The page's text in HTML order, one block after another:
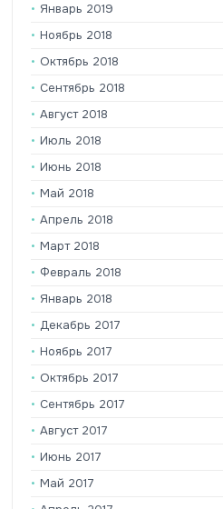
Январь 2019
Ноябрь 2018
Октябрь 2018
Сентябрь 2018
Август 2018
Июль 2018
Июнь 2018
Май 2018
Апрель 2018
Март 2018
Февраль 2018
Январь 2018
Декабрь 2017
Ноябрь 2017
Октябрь 2017
Сентябрь 2017
Август 2017
Июнь 2017
Май 2017